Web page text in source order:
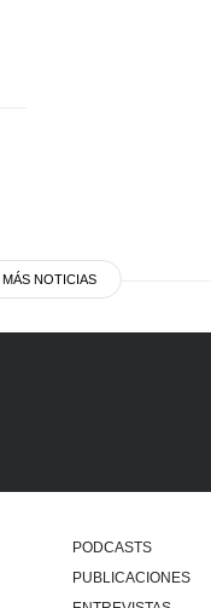
MÁS NOTICIAS
PODCASTS
PUBLICACIONES